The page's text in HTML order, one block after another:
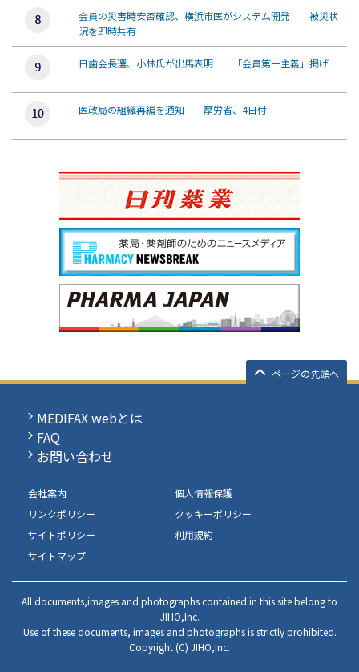
会員の災害時安否確認、横浜市医がシステム開発 被災状
況を即時共有
日歯会長選、小林氏が出馬表明 「会員第一主義」掲げ
医政局の組織再編を通知 厚労省、4日付
ページの先頭へ
MEDIFAX webとは
FAQ
お問い合わせ
会社案内
個人情報保護
リンクポリシー
クッキーポリシー
サイトポリシー
利用規約
サイトマップ
All documents,images and photographs contained in this site belong to
JIHO,Inc.
Use of these documents, images and photographs is strictly prohibited.
Copyright (C) JIHO,Inc.